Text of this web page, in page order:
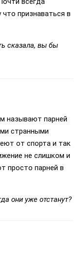
признаваться в
сказала, вы бы
называют парней
странными
от спорта и так
не слишком и
просто парней в
они уже отстанут?